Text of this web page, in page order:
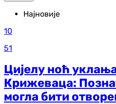
Најновије
10
51
Цијелу ноћ
Крижеваца:
могла бити